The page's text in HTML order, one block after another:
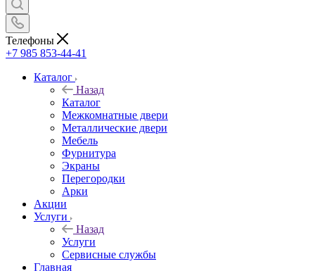
Телефоны
+7 985 853-44-41
Каталог
Назад
Каталог
Межкомнатные двери
Металлические двери
Мебель
Фурнитура
Экраны
Перегородки
Арки
Акции
Услуги
Назад
Услуги
Сервисные службы
Главная